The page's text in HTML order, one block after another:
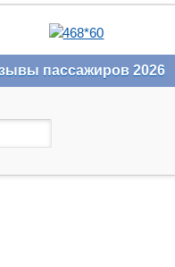
пассажиров 2026